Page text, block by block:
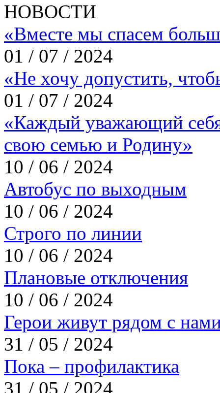
НОВОСТИ
«Вместе мы спасем
01 / 07 / 2024
«Не хочу допустить,
01 / 07 / 2024
«Каждый уважающий
свою семью и Родину»
10 / 06 / 2024
Автобус по выходным
10 / 06 / 2024
Строго по линии
10 / 06 / 2024
Плановые отключения
10 / 06 / 2024
Герои живут рядом с
31 / 05 / 2024
Пока – профилактика
31 / 05 / 2024